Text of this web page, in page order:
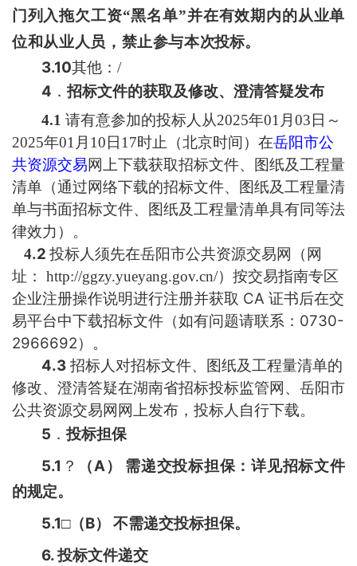
门列入拖欠工资“黑名单”并在有效期内的从业单
位和从业人 员，禁止参与本次投标。
3.10其他：/
4 ．招标文件的获取及修改、澄清答疑发布
4.1请有意参加的投标人从2025年01 月03 日～
2025年01 月 10 日 17时止（北京时间）在岳阳市公
共资源交易网上下载获取招标文件、图纸及工程量
清单（通过网络下载的招标文件、图纸及工程量清
单与书面招标文件、图纸及工程量清单具有同等法
律效力）。
4.2 投标人须先在岳阳市公共资源交易网（网
址：
http://ggzy.yueyang.gov.cn/）按交易指南专区
企业注册操作说明进行注册并获取 CA 证书后在交
易平台中下载招标文件（如有问题请联系： 0730-
2966692）。
4.3 招标人对招标文件、图纸及工程量清单的
修改、澄清答疑在湖南省招标投标监管网、岳阳市
公共资源交易网网上发布，投标人自行下载。
5 ．投标担保
5.1 ？ （A ） 需递交投标担保：详见招标文件
的规定。
5.1□（B） 不需递交投标担保。
6.投标文件递交